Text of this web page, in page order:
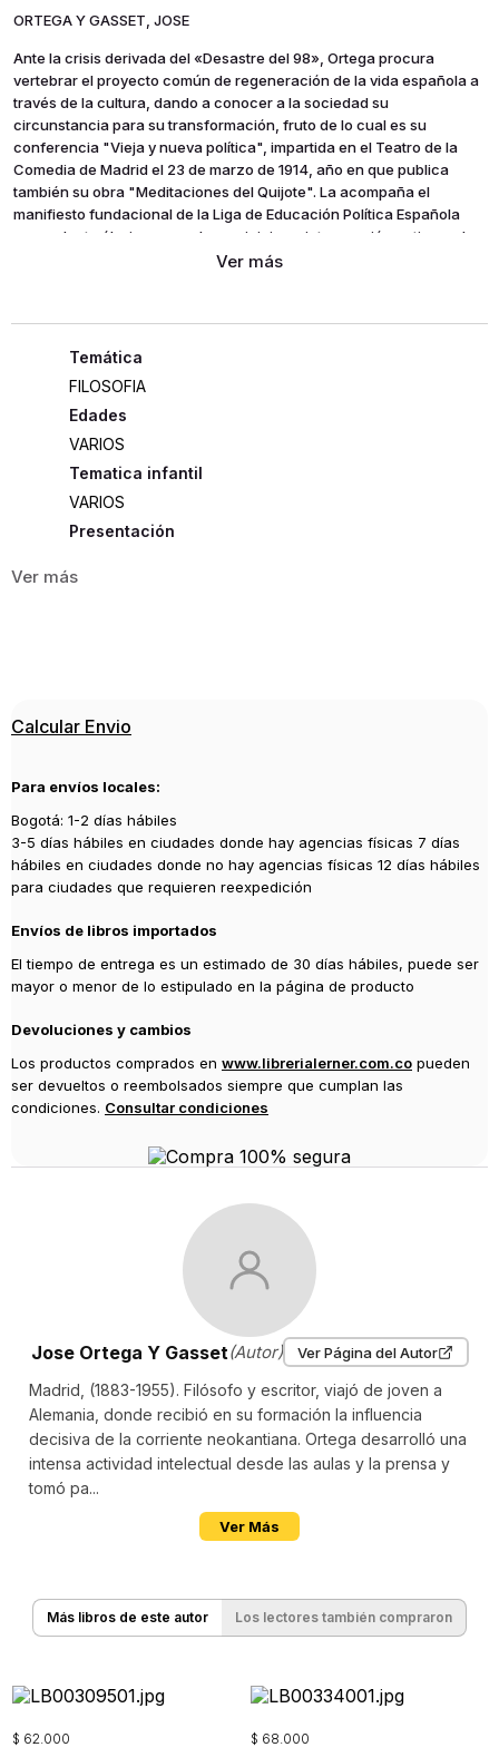
ORTEGA Y GASSET, JOSE
Ante la crisis derivada del «Desastre del 98», Ortega procura
vertebrar el proyecto común de regeneración de la vida española a
través de la cultura, dando a conocer a la sociedad su
circunstancia para su transformación, fruto de lo cual es su
conferencia "Vieja y nueva política", impartida en el Teatro de la
Comedia de Madrid el 23 de marzo de 1914, año en que publica
también su obra "Meditaciones del Quijote". La acompaña el
manifiesto fundacional de la Liga de Educación Política Española
que redacta él mismo, con lo que inicia su intervención activa en la
política, y se incluyen también algunos de los ensayos de contenido
dificultades al esfuerzo del intérprete activo de la circunstancia
española y continental.
FILOSOFIA
Edades
VARIOS
Tematica infantil
VARIOS
Presentación
ALIANZA
2024
Calcular Envio
Para envíos locales:
Bogotá: 1-2 días hábiles
3-5 días hábiles en ciudades donde hay agencias físicas 7 días
hábiles en ciudades donde no hay agencias físicas 12 días hábiles
para ciudades que requieren reexpedición
Envíos de libros importados
El tiempo de entrega es un estimado de 30 días hábiles, puede ser
mayor o menor de lo estipulado en la página de producto
Devoluciones y cambios
Los productos comprados en www.librerialerner.com.co pueden
ser devueltos o reembolsados siempre que cumplan las
condiciones. Consultar condiciones
Jose Ortega Y Gasset(Autor) Ver Página del Autor
Madrid, (1883-1955). Filósofo y escritor, viajó de joven a
Alemania, donde recibió en su formación la influencia
decisiva de la corriente neokantiana. Ortega desarrolló una
intensa actividad intelectual desde las aulas y la prensa y
tomó pa...
Ver Más
Más libros de este autor Los lectores también compraron
$ 62.000 $ 68.000